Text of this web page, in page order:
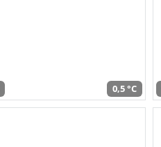
0,5 °C